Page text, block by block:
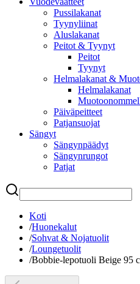
Pussilakanat
Tyynyliinat
Aluslakanat
Peitot & Tyynyt
Peitot
Tyynyt
Helmalakanat &
Helmalakanat
Päiväpeitteet
Patjansuojat
Sängyt
Sängynpäädyt
Sängynrungot
Patjat
Etsi
Koti
/Huonekalut
/Sohvat & Nojatuolit
/Loungetuolit
/Bobbie-lepotuoli Beige 95